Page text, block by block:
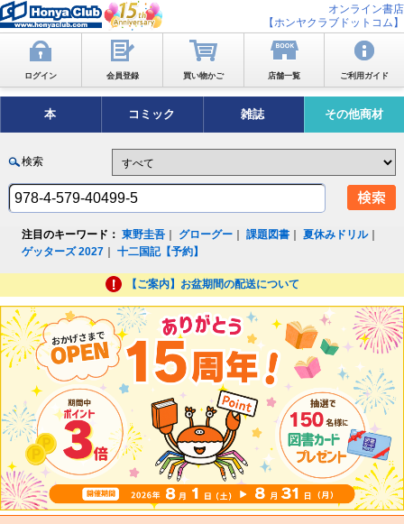
オンライン書店
【ホンヤクラブドットコム】
ログイン 会員登録 買い物かご 店舗一覧 ご利用ガイド
本 コミック 雑誌 その他商材
検索
注目のキーワード： 東野圭吾 グローグー ｜課題図書 ｜夏休みドリル｜
ゲッターズ 2027 ｜十二国記【予約】
【ご案内】お盆期間の配送について